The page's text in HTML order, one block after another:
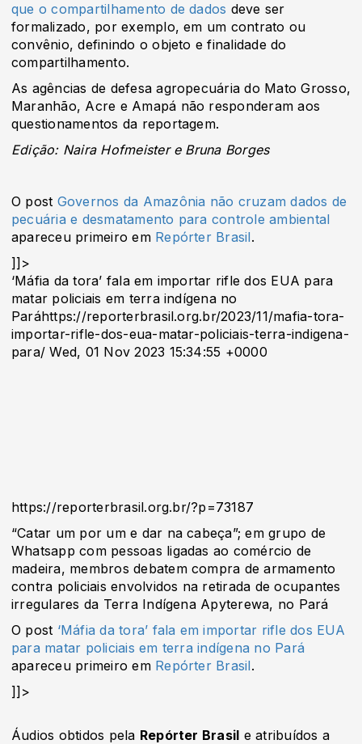
que o compartilhamento de dados deve ser
formalizado, por exemplo, em um contrato ou
convênio, definindo o objeto e finalidade do
compartilhamento.
As agências de defesa agropecuária do Mato Grosso,
Maranhão, Acre e Amapá não responderam aos
questionamentos da reportagem.
Edição: Naira Hofmeister e Bruna Borges
O post Governos da Amazônia não cruzam dados de
pecuária e desmatamento para controle ambiental
apareceu primeiro em Repórter Brasil.
]]>
‘Máfia da tora’ fala em importar rifle dos EUA para
matar policiais em terra indígena no
Paráhttps://reporterbrasil.org.br/2023/11/mafia-tora-
importar-rifle-dos-eua-matar-policiais-terra-indigena-
para/ Wed, 01 Nov 2023 15:34:55 +0000
https://reporterbrasil.org.br/?p=73187
“Catar um por um e dar na cabeça”; em grupo de
Whatsapp com pessoas ligadas ao comércio de
madeira, membros debatem compra de armamento
contra policiais envolvidos na retirada de ocupantes
irregulares da Terra Indígena Apyterewa, no Pará
O post ‘Máfia da tora’ fala em importar rifle dos EUA
para matar policiais em terra indígena no Pará
apareceu primeiro em Repórter Brasil.
]]>
Áudios obtidos pela Repórter Brasil e atribuídos a